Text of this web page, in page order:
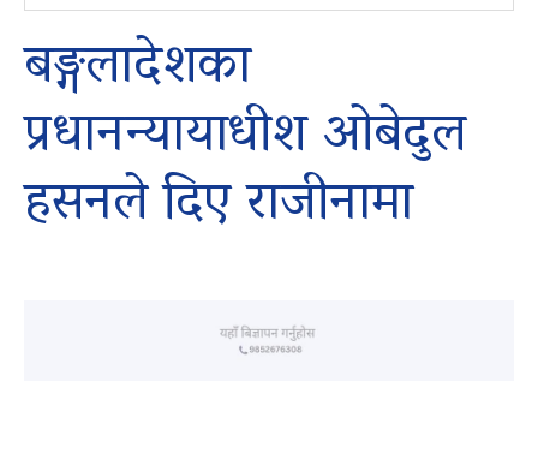
बङ्गलादेशका
प्रधानन्यायाधीश ओबेदुल
हसनले दिए राजीनामा